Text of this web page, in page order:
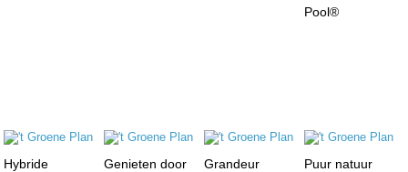
Pool®
Hybride
Genieten door
Grandeur Puur natuur